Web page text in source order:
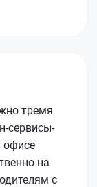
тремя
сервисы-
офисе
на
с